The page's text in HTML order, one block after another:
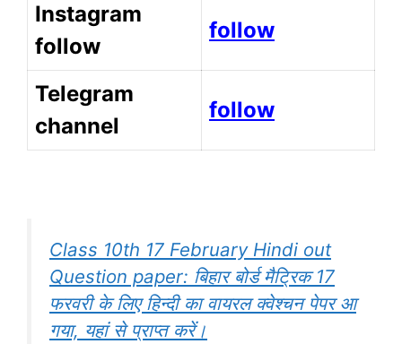
Instagram
follow
follow
Telegram
channel
follow
Class 10th 17 February Hindi out
Question paper: बिहार बोर्ड मैट्रिक 17
फरवरी के लिए हिन्दी का वायरल क्वेश्चन पेपर आ
गया, यहां से प्राप्त करें।